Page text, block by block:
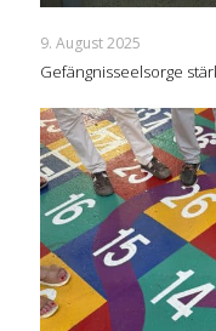
9. August 2025
Gefängnisseelsorge